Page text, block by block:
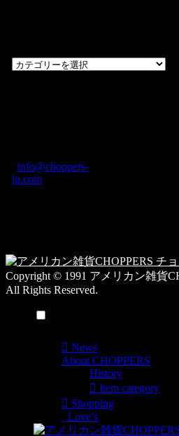
過
テ
ゴ
info@choppers-
jp.com
Copyright © 1991 アメリカン雑貨
All Rights Reserved.
News
About CHOPPERS
History
Item category
Shopping
Love’s